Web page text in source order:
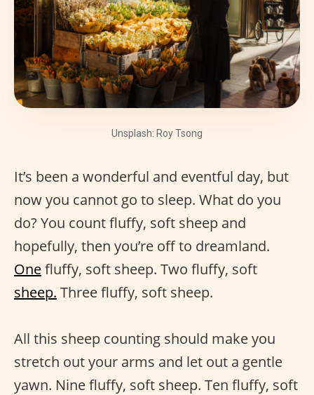
Unsplash: Roy Tsong
It’s been a wonderful and eventful day, but
now you cannot go to sleep. What do you
do? You count fluffy, soft sheep and
hopefully, then you’re off to dreamland.
Onefluffy, soft sheep. Two fluffy, soft
sheep. Three fluffy, soft sheep.
All this sheep counting should make you
stretch out your arms and let out a gentle
yawn. Nine fluffy, soft sheep. Ten fluffy, soft